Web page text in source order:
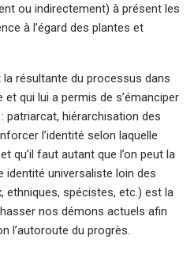
ou indirectement) à présent les
à l’égard des plantes et
résultante du processus dans
et qui lui a permis de s’émanciper
patriarcat, hiérarchisation des
l’identité selon laquelle
qu’il faut autant que l’on peut la
identité universaliste loin des
ethniques, spécistes, etc.) est la
nos démons actuels afin
l’autoroute du progrès.